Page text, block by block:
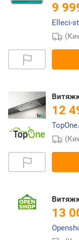
9
Elleci-
12
13